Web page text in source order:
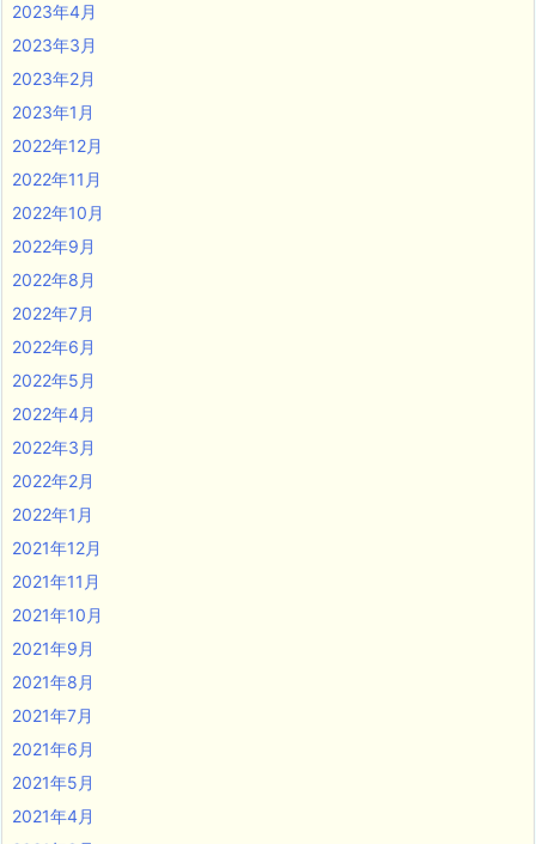
2023年4月
2023年3月
2023年2月
2023年1月
2022年12月
2022年11月
2022年10月
2022年9月
2022年8月
2022年7月
2022年6月
2022年5月
2022年4月
2022年3月
2022年2月
2022年1月
2021年12月
2021年11月
2021年10月
2021年9月
2021年8月
2021年7月
2021年6月
2021年5月
2021年4月